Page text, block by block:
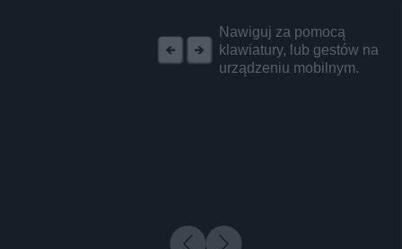
Nawiguj za pomocą
klawiatury, lub gestów na
urządzeniu mobilnym.